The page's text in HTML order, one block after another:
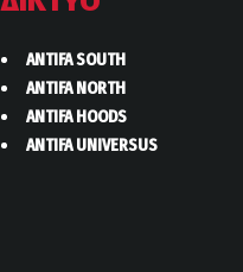
ANTIFA SOUTH
ANTIFA NORTH
ANTIFA HOODS
ANTIFA UNIVERSUS